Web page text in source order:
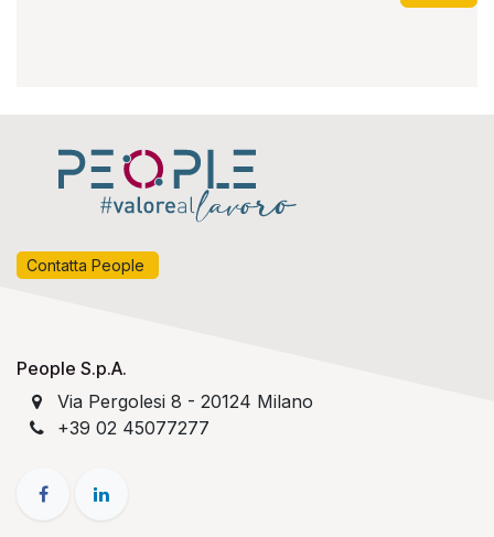
Contatta People
People S.p.A.
Via Pergolesi 8 - 20124 Milano
+39 02 45077277